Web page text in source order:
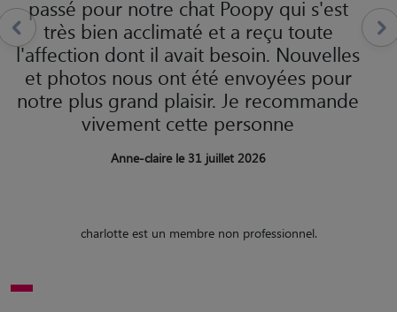
passé pour notre chat Poopy qui s'est
très bien acclimaté et a reçu toute
l'affection dont il avait besoin. Nouvelles
et photos nous ont été envoyées pour
notre plus grand plaisir. Je recommande
vivement cette personne
Anne-claire le 31 juillet 2026
charlotte est un membre non professionnel.